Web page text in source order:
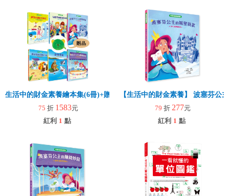
生活中的財金素養繪本集(6冊)+贈零錢包（隨機）
75 折 1583元
紅利 1 點
【生活中的財金素養】 波塞芬公
79 折 277元
紅利 1 點